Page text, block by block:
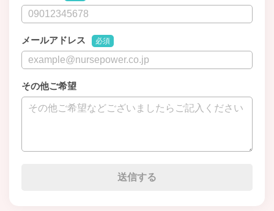
メールアドレス 必須
その他ご希望